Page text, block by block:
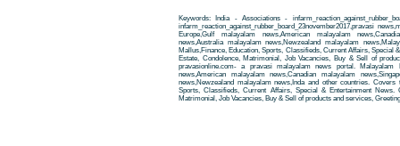
Keywords: India - Associations -
infarm_reaction_against_rubber_board_23november2017,pravasi
Europe,Gulf malayalam news,American malayalam
news,Australia malayalam news,Newzealand malayalam
Mallus,Finance, Education, Sports, Classifieds, Current Affairs, Special
Estate, Condolence, Matrimonial, Job Vacancies, Buy & Sell of
pravasionline.com- a pravasi malayalam news portal. Malayalam
news,American malayalam news,Canadian malayalam
news,Newzealand malayalam news,Inda and other countries.
Sports, Classifieds, Current Affairs, Special & Entertainment News.
Matrimonial, Job Vacancies, Buy & Sell of products and services,